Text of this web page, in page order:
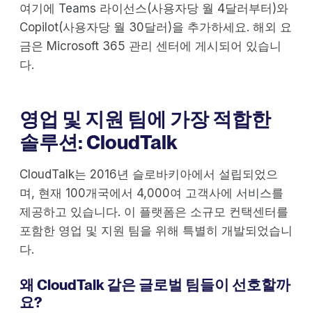
여기에 Teams 라이선스(사용자당 월 4달러부터)와
Copilot(사용자당 월 30달러)을 추가하세요. 해외 요
금은 Microsoft 365 관리 센터에 게시되어 있습니
다.
영업 및 지원 팀에 가장 적합한
솔루션: CloudTalk
CloudTalk는 2016년 슬로바키아에서 설립되었으
며, 현재 100개국에서 4,000여 고객사에 서비스를
제공하고 있습니다. 이 플랫폼은 소규모 컨택센터를
포함한 영업 및 지원 팀을 위해 특별히 개발되었습니
다.
왜 CloudTalk 같은 글로벌 팀들이 선호할까
요?